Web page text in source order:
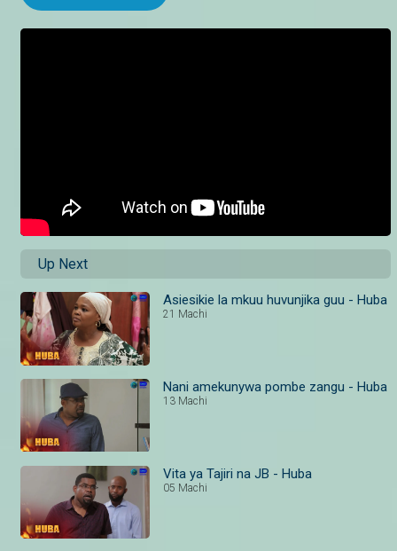
Up Next
Asiesikie la mkuu huvunjika guu - Huba
21 Machi
Nani amekunywa pombe zangu - Huba
13 Machi
Vita ya Tajiri na JB - Huba
05 Machi